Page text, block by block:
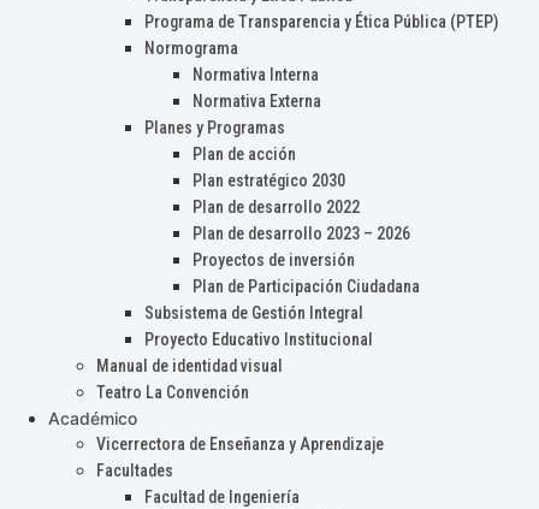
Programa de Transparencia y Ética Pública (PTEP)
Normograma
Normativa Interna
Normativa Externa
Planes y Programas
Plan de acción
Plan estratégico 2030
Plan de desarrollo 2022
Plan de desarrollo 2023 – 2026
Proyectos de inversión
Plan de Participación Ciudadana
Subsistema de Gestión Integral
Proyecto Educativo Institucional
Manual de identidad visual
Teatro La Convención
Académico
Vicerrectora de Enseñanza y Aprendizaje
Facultades
Facultad de Ingeniería